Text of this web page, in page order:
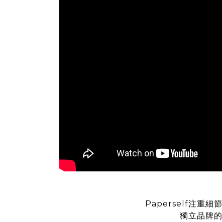
Paperself注重細節
獨立品牌